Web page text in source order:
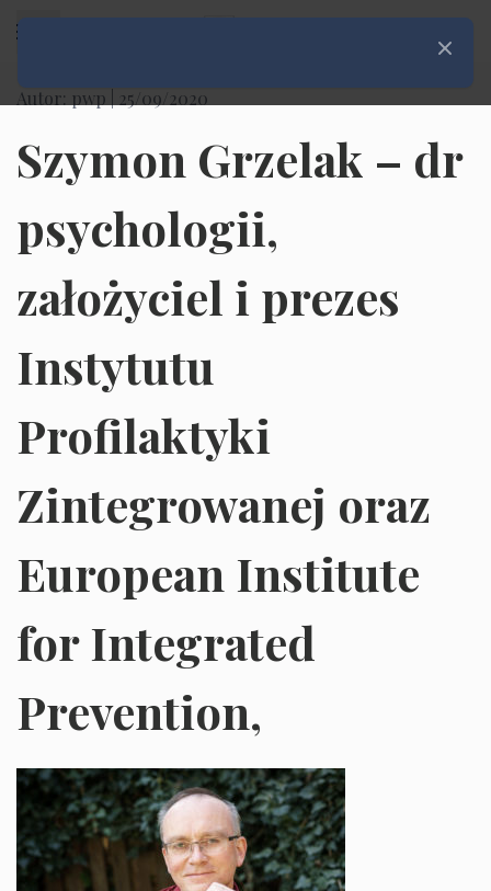
Autor: pwp | 25/09/2020
Szymon Grzelak – dr
psychologii,
założyciel i prezes
Instytutu
Profilaktyki
Zintegrowanej oraz
European Institute
for Integrated
Prevention,
Zamknij